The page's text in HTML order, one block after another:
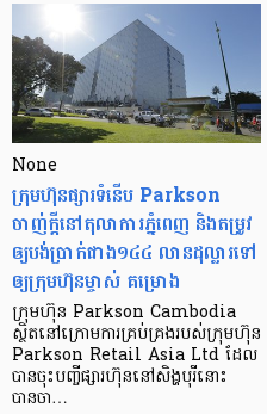
None
ក្រុមហ៊ុនផ្សារទំនើប Parkson
ចាញ់ក្ដីនៅតុលាការភ្នំពេញ និងតម្រូវ
ឲ្យបង់ប្រាក់ជាង១៤៤ លានដុល្លារទៅ
ឲ្យក្រុមហ៊ុនម្ចាស់ គម្រោង
ក្រុមហ៊ុន Parkson Cambodia
ស្ថិតនៅក្រោមការគ្រប់គ្រងរបស់ក្រុមហ៊ុន
Parkson Retail Asia Ltd ដែល
បានចុះបញ្ចីផ្សារហ៊ុននៅសិង្ហបុរីនោះ
បានចា…